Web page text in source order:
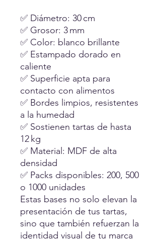
✅ Diámetro: 30 cm
✅ Grosor: 3 mm
✅ Color: blanco brillante
✅ Estampado dorado en
caliente
✅ Superficie apta para
contacto con alimentos
✅ Bordes limpios, resistentes
a la humedad
✅ Sostienen tartas de hasta
12 kg
✅ Material: MDF de alta
densidad
✅ Packs disponibles: 200, 500
o 1000 unidades
Estas bases no solo elevan la
presentación de tus tartas,
sino que también refuerzan la
identidad visual de tu marca